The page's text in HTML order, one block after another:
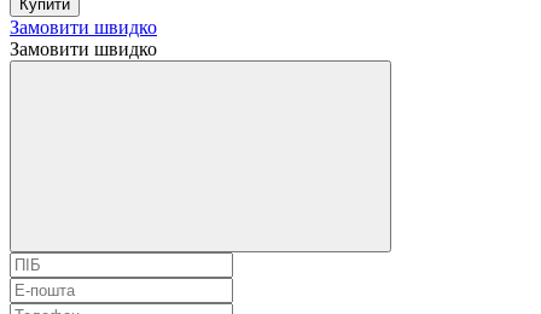
Купити
Замовити швидко
Замовити швидко